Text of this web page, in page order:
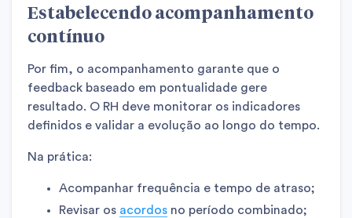
Estabelecendo acompanhamento
contínuo
Por fim, o acompanhamento garante que o
feedback baseado em pontualidade gere
resultado. O RH deve monitorar os indicadores
definidos e validar a evolução ao longo do tempo.
Na prática:
Acompanhar frequência e tempo de atraso;
Revisar os acordos no período combinado;